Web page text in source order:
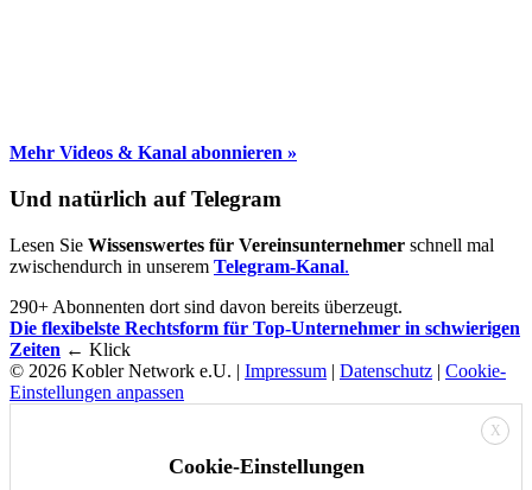
Mehr Videos & Kanal abonnieren »
Und natürlich auf Telegram
Lesen Sie Wissenswertes für Vereinsunternehmer schnell mal
zwischendurch in unserem Telegram-Kanal.
290+ Abonnenten dort sind davon bereits überzeugt.
Die flexibelste Rechtsform für Top-Unternehmer in schwierigen
Zeiten ← Klick
© 2026 Kobler Network e.U. | Impressum | Datenschutz | Cookie-
Einstellungen anpassen
X
Cookie-Einstellungen